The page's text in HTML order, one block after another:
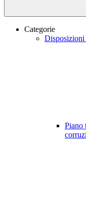
Categorie
Disposizioni
Piano